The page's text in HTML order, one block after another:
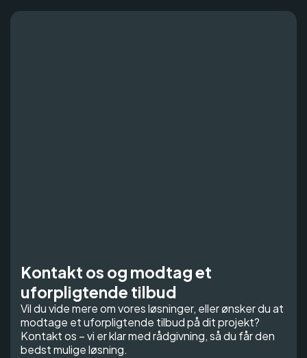
Kontakt os og modtag et
uforpligtende tilbud
Vil du vide mere om vores løsninger, eller ønsker du at
modtage et uforpligtende tilbud på dit projekt?
Kontakt os – vi er klar med rådgivning, så du får den
bedst mulige løsning.